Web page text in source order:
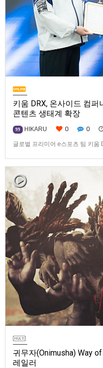
키움 DRX, 온사이드 컴
콘텐츠 생태계 확장
99 HIKARU 0 0
글로벌 프리미어 e스포츠 팀 키움
문화 산업 저변 확대 및 콘텐츠 강
밝혔다. 이날 협약식에는 키움
귀무자(Onimusha) Way
레일러